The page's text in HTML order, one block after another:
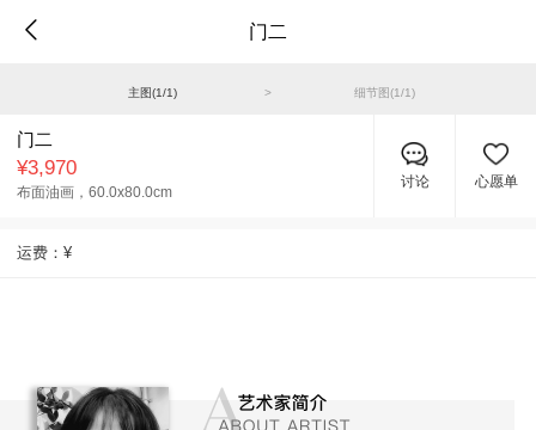
门二
主图(1/1) > 细节图(1/1)
门二
¥3,970
布面油画， 60.0x80.0cm
讨论 心愿单
运费： ¥